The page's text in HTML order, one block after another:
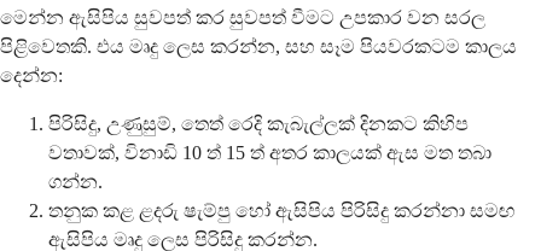
මෙන්න ඇසිපිය සුවපත් කර සුවපත් වීමට උපකාර වන සරල
පිළිවෙතකි. එය මෘදු ලෙස කරන්න, සහ සෑම පියවරකටම කාලය
දෙන්න:
පිරිසිදු, උණුසුම්, තෙත් රෙදි කැබැල්ලක් දිනකට කිහිප
වතාවක්, විනාඩි 10 ත් 15 ත් අතර කාලයක් ඇස මත තබා
ගන්න.
තනුක කළ ළදරු ෂැම්පු හෝ ඇසිපිය පිරිසිදු කරන්නා සමඟ
ඇසිපිය මෘදු ලෙස පිරිසිදු කරන්න.